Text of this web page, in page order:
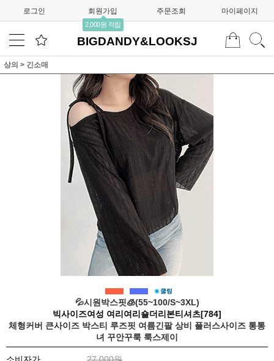
로그인 회원가입
2,000원 적립
주문조회 마이페이지
BIGDANDY&LOOKSJ
상의 > 긴소매
💦시원박스핏🧊(55~100/S~3XL)
빅사이즈여성 여리여리숄더리본티셔츠[784]
체형커버 큰사이즈 박스티 루즈핏 여름긴팔 상비 플러스사이즈 통통
녀 꾸안꾸룩 룩스제이